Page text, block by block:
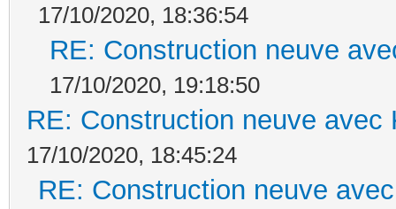
17/10/2020, 18:36:54
RE: Construction neuve
17/10/2020, 19:18:50
RE: Construction neuve avec
17/10/2020, 18:45:24
RE: Construction neuve